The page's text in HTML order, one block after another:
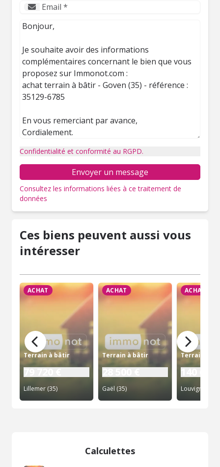
Confidentialité et conformité au RGPD.
Envoyer un message
Consultez les informations liées à ce traitement de
données
Ces biens peuvent aussi vous
intéresser
ACHAT
Terrain à bâtir
Lillemer (35)
ACHAT
Terrain à bâtir
Gaël (35)
ACHAT
Terrain à
Louvigné-de-
Calculettes